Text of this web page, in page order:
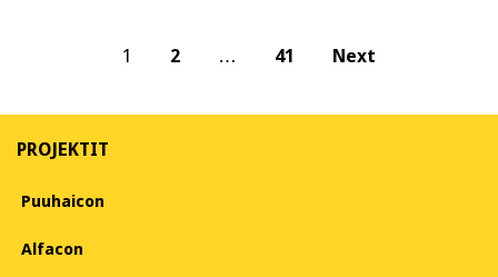
1 2 … 41 Next
PROJEKTIT
Puuhaicon
Alfacon